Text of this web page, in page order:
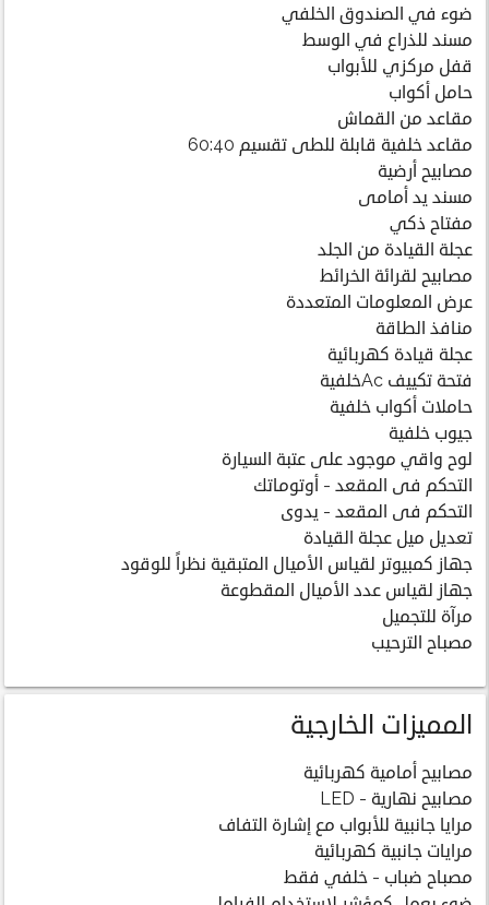
ضوء في الصندوق الخلفي
مسند للذراع في الوسط
قفل مركزي للأبواب
حامل أكواب
مقاعد من القماش
مقاعد خلفية قابلة للطى تقسيم 60:40
مصابيح أرضية
مسند يد أمامى
مفتاح ذكي
عجلة القيادة من الجلد
مصابيح لقرائة الخرائط
عرض المعلومات المتعددة
منافذ الطاقة
عجلة قيادة كهربائية
فتحة تكييف Acخلفية
حاملات أكواب خلفية
جيوب خلفية
لوح واقي موجود على عتبة السيارة
التحكم فى المقعد - أوتوماتك
التحكم فى المقعد - يدوى
تعديل ميل عجلة القيادة
جهاز كمبيوتر لقياس الأميال المتبقية نظراً للوقود
جهاز لقياس عدد الأميال المقطوعة
مرآة للتجميل
مصباح الترحيب
المميزات الخارجية
مصابيح أمامية كهربائية
مصابيح نهارية - LED
مرايا جانبية للأبواب مع إشارة التفاف
مرايات جانبية كهربائية
مصباح ضباب - خلفي فقط